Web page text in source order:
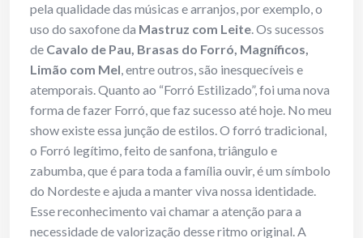
pela qualidade das músicas e arranjos, por exemplo, o
uso do saxofone da Mastruz com Leite. Os sucessos
de Cavalo de Pau, Brasas do Forró, Magníficos,
Limão com Mel, entre outros, são inesquecíveis e
atemporais. Quanto ao “Forró Estilizado”, foi uma nova
forma de fazer Forró, que faz sucesso até hoje. No meu
show existe essa junção de estilos. O forró tradicional,
o Forró legítimo, feito de sanfona, triângulo e
zabumba, que é para toda a família ouvir, é um símbolo
do Nordeste e ajuda a manter viva nossa identidade.
Esse reconhecimento vai chamar a atenção para a
necessidade de valorização desse ritmo original. A